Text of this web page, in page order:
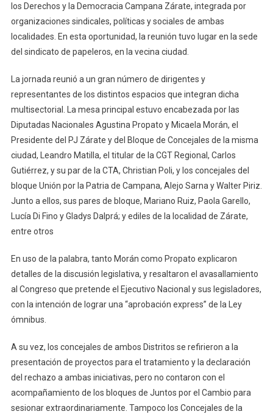
los Derechos y la Democracia Campana Zárate, integrada por
organizaciones sindicales, políticas y sociales de ambas
localidades. En esta oportunidad, la reunión tuvo lugar en la sede
del sindicato de papeleros, en la vecina ciudad.
La jornada reunió a un gran número de dirigentes y
representantes de los distintos espacios que integran dicha
multisectorial. La mesa principal estuvo encabezada por las
Diputadas Nacionales Agustina Propato y Micaela Morán, el
Presidente del PJ Zárate y del Bloque de Concejales de la misma
ciudad, Leandro Matilla, el titular de la CGT Regional, Carlos
Gutiérrez, y su par de la CTA, Christian Poli, y los concejales del
bloque Unión por la Patria de Campana, Alejo Sarna y Walter Piriz.
Junto a ellos, sus pares de bloque, Mariano Ruiz, Paola Garello,
Lucía Di Fino y Gladys Dalprá; y ediles de la localidad de Zárate,
entre otros
En uso de la palabra, tanto Morán como Propato explicaron
detalles de la discusión legislativa, y resaltaron el avasallamiento
al Congreso que pretende el Ejecutivo Nacional y sus legisladores,
con la intención de lograr una “aprobación express” de la Ley
ómnibus.
A su vez, los concejales de ambos Distritos se refirieron a la
presentación de proyectos para el tratamiento y la declaración
del rechazo a ambas iniciativas, pero no contaron con el
acompañamiento de los bloques de Juntos por el Cambio para
sesionar extraordinariamente. Tampoco los Concejales de la